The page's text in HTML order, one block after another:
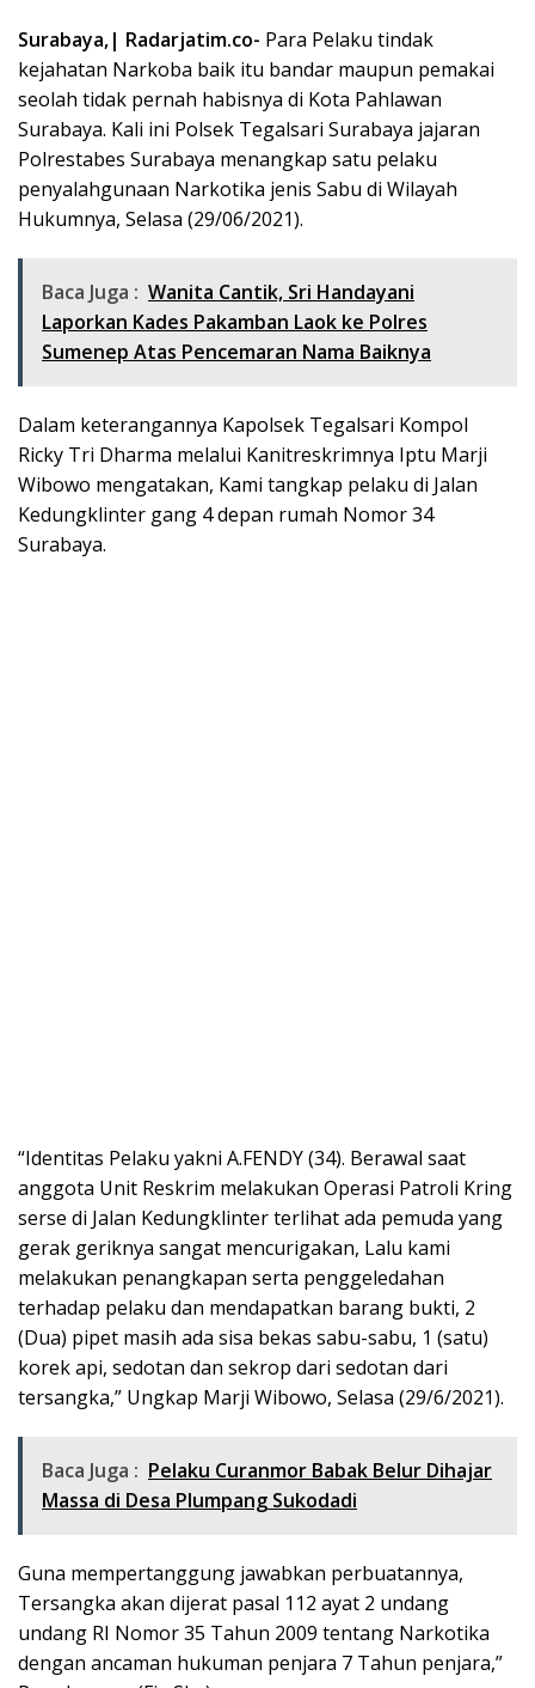
Surabaya,| Radarjatim.co- Para Pelaku tindak
kejahatan Narkoba baik itu bandar maupun pemakai
seolah tidak pernah habisnya di Kota Pahlawan
Surabaya. Kali ini Polsek Tegalsari Surabaya jajaran
Polrestabes Surabaya menangkap satu pelaku
penyalahgunaan Narkotika jenis Sabu di Wilayah
Hukumnya, Selasa (29/06/2021).
Baca Juga : Wanita Cantik, Sri Handayani
Laporkan Kades Pakamban Laok ke Polres
Sumenep Atas Pencemaran Nama Baiknya
Dalam keterangannya Kapolsek Tegalsari Kompol
Ricky Tri Dharma melalui Kanitreskrimnya Iptu Marji
Wibowo mengatakan, Kami tangkap pelaku di Jalan
Kedungklinter gang 4 depan rumah Nomor 34
Surabaya.
“Identitas Pelaku yakni A.FENDY (34). Berawal saat
anggota Unit Reskrim melakukan Operasi Patroli Kring
serse di Jalan Kedungklinter terlihat ada pemuda yang
gerak geriknya sangat mencurigakan, Lalu kami
melakukan penangkapan serta penggeledahan
terhadap pelaku dan mendapatkan barang bukti, 2
(Dua) pipet masih ada sisa bekas sabu-sabu, 1 (satu)
korek api, sedotan dan sekrop dari sedotan dari
tersangka,” Ungkap Marji Wibowo, Selasa (29/6/2021).
Baca Juga : Pelaku Curanmor Babak Belur Dihajar
Massa di Desa Plumpang Sukodadi
Guna mempertanggung jawabkan perbuatannya,
Tersangka akan dijerat pasal 112 ayat 2 undang
undang RI Nomor 35 Tahun 2009 tentang Narkotika
dengan ancaman hukuman penjara 7 Tahun penjara,”